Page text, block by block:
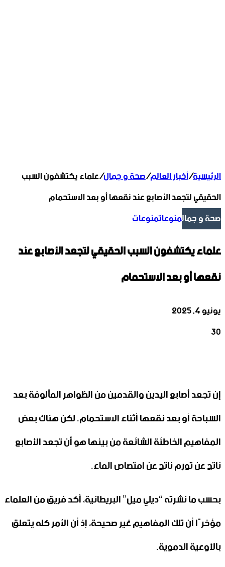
الرئيسية/أخبار العالم/صحة و جمال/علماء يكتشفون السبب
الحقيقي لتجعد الأصابع عند نقعها أو بعد الاستحمام
صحة و جمالمنوعاتمنوعات
علماء يكتشفون السبب الحقيقي لتجعد الأصابع عند
نقعها أو بعد الاستحمام
يونيو 4, 2025
30
إن تجعد أصابع اليدين والقدمين من الظواهر المألوفة بعد
السباحة أو بعد نقعها أثناء الاستحمام. لكن هناك بعض
المفاهيم الخاطئة الشائعة من بينها هو أن تجعد الأصابع
ناتج عن تورم ناتج عن امتصاص الماء.
بحسب ما نشرته “ديلي ميل” البريطانية، أكد فريق من العلماء
مؤخرًا أن تلك المفاهيم غير صحيحة، إذ أن الأمر كله يتعلق
بالأوعية الدموية.